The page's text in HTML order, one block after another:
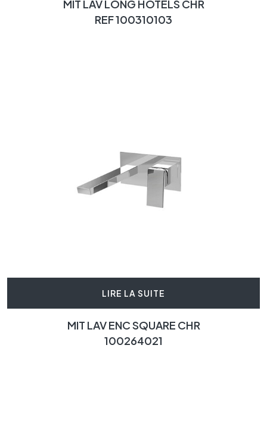
MIT LAV LONG HOTELS CHR
REF 100310103
LIRE LA SUITE
MIT LAV ENC SQUARE CHR
100264021